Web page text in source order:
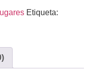
Etiqueta: